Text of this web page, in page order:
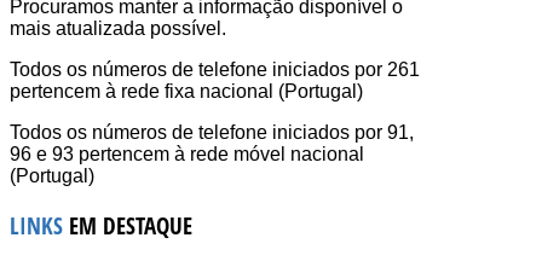
Procuramos manter a informação disponível o
mais atualizada possível.
Todos os números de telefone iniciados por 261
pertencem à rede fixa nacional (Portugal)
Todos os números de telefone iniciados por 91,
96 e 93 pertencem à rede móvel nacional
(Portugal)
LINKS EM DESTAQUE